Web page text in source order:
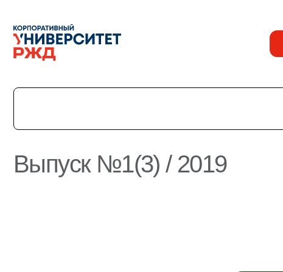
Выпуск №1(3) / 2019